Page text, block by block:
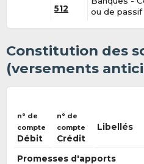
512
ou de passif
Constitution des
(versements
n° de
compte
Débit
n° de
compte
Crédit
Libellés
Promesses d'apports